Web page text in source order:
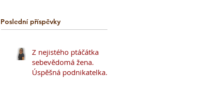
Poslední příspěvky
Z nejistého ptáčátka
sebevědomá žena.
Úspěšná podnikatelka.